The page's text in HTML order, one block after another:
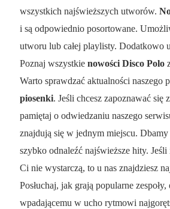
wszystkich najświeższych utworów.
i są odpowiednio posortowane.
utworu lub całej playlisty.
Poznaj wszystkienowości Disco Polo
Warto sprawdzać aktualności naszego
piosenki. Jeśli chcesz zapoznawać
pamiętaj o odwiedzaniu naszego
znajdują się w jednym miejscu.
szybko odnaleźć najświeższe hity.
Ci nie wystarczą, to u nas znajdziesz
Posłuchaj, jak grają popularne
wpadającemu w ucho rytmowi